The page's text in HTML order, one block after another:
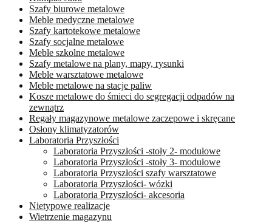
na
stronie
produktu
Szafy biurowe metalowe
Meble medyczne metalowe
Szafy kartotekowe metalowe
Szafy socjalne metalowe
Meble szkolne metalowe
Szafy metalowe na plany, mapy, rysunki
Meble warsztatowe metalowe
Meble metalowe na stacje paliw
Kosze metalowe do śmieci do segregacji odpadów na
zewnątrz
Regały magazynowe metalowe zaczepowe i skręcane
Osłony klimatyzatorów
Laboratoria Przyszłości
Laboratoria Przyszłości -stoły 2- modułowe
Laboratoria Przyszłości -stoły 3- modułowe
Laboratoria Przyszłości szafy warsztatowe
Laboratoria Przyszłości- wózki
Laboratoria Przyszłości- akcesoria
Nietypowe realizacje
Wietrzenie magazynu